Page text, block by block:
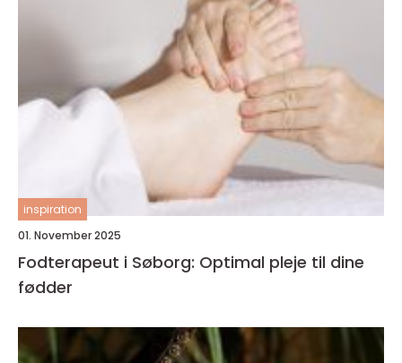
inspiration
01. November 2025
Fodterapeut i Søborg: Optimal pleje til dine
fødder